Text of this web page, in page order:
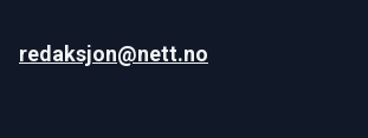
redaksjon@nett.no